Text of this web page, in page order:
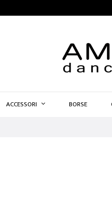
ACCESSORI BORSE